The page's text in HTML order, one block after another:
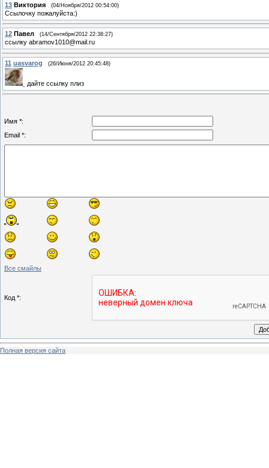
13 Виктория (04/Ноября/2012 00:54:00)
Ссылочку пожалуйста:)
12 Павел (14/Сентября/2012 22:38:27)
ссылку abramov1010@mail.ru
11 uasvarog (26/Июня/2012 20:45:48)
дайте ссылку плиз
Имя *:
Email *:
Все смайлы
Код *:
Полная версия сайта